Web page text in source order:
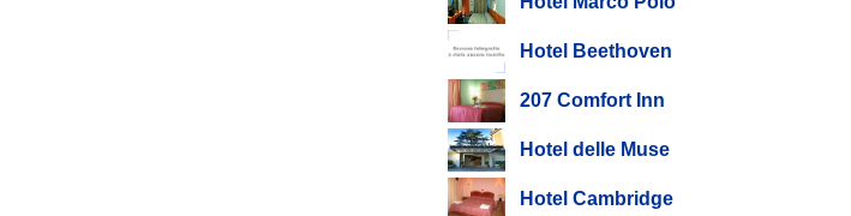
Hotel Beethoven
207 Comfort Inn
Hotel delle Muse
Hotel Cambridge